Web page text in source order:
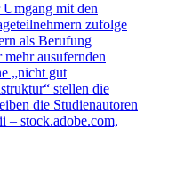
mit den
zufolge
als Berufung
ausufernden
„nicht gut
stellen die
die Studienautoren
– stock.adobe.com,